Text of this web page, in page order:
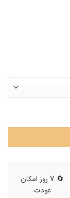
🔄 7 روز امکان
عودت